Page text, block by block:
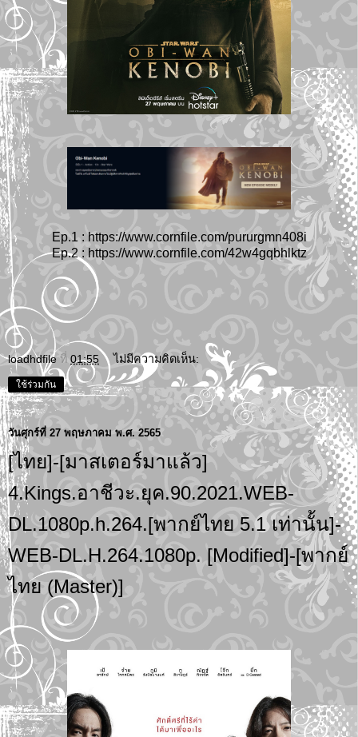
Ep.1 : https://www.cornfile.com/pururgmn408i
Ep.2 : https://www.cornfile.com/42w4gqbhlktz
loadhdfile ที่ 01:55 ไม่มีความคิดเห็น:
ใช้ร่วมกัน
วันศุกร์ที่ 27 พฤษภาคม พ.ศ. 2565
[ไทย]-[มาสเตอร์มาแล้ว]
4.Kings.อาชีวะ.ยุค.90.2021.WEB-
DL.1080p.h.264.[พากย์ไทย 5.1 เท่านั้น]-
WEB-DL.H.264.1080p. [Modified]-[พากย์
ไทย (Master)]